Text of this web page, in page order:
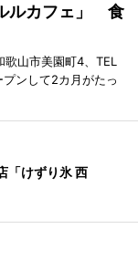
ルカフェ」 食
山市美園町4、TEL
ンして2カ月がたっ
「けずり氷 西